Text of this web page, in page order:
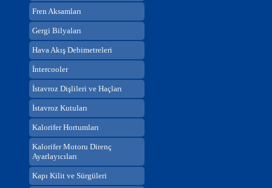
Fren Aksamları
Gergi Bilyaları
Hava Akış Debimetreleri
İntercooler
İstavroz Dişlileri ve Haçları
İstavroz Kutuları
Kalorifer Hortumları
Kalorifer Motoru Direnç
Ayarlayıcıları
Kapı Kilit ve Sürgüleri